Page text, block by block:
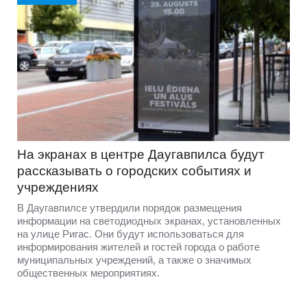
На экранах в центре Даугавпилса будут
рассказывать о городских событиях и
учреждениях
В Даугавпилсе утвердили порядок размещения
информации на светодиодных экранах, установленных
на улице Ригас. Они будут использоваться для
информирования жителей и гостей города о работе
муниципальных учреждений, а также о значимых
общественных мероприятиях.